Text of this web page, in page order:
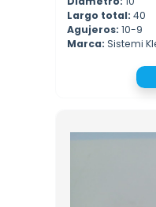
Largo total: 40
Agujeros: 10-9
Marca: Sistemi